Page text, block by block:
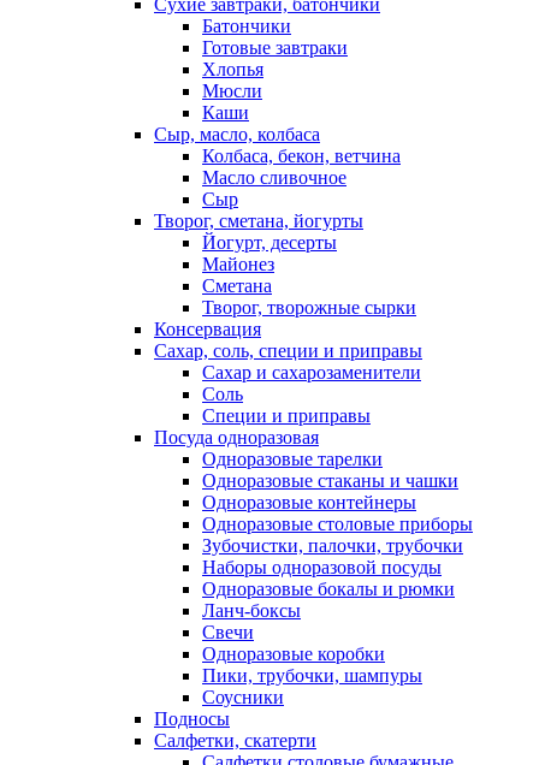
Сухие завтраки, батончики
Батончики
Готовые завтраки
Хлопья
Мюсли
Каши
Сыр, масло, колбаса
Колбаса, бекон, ветчина
Масло сливочное
Сыр
Творог, сметана, йогурты
Йогурт, десерты
Майонез
Сметана
Творог, творожные сырки
Консервация
Сахар, соль, специи и приправы
Сахар и сахарозаменители
Соль
Специи и приправы
Посуда одноразовая
Одноразовые тарелки
Одноразовые стаканы и чашки
Одноразовые контейнеры
Одноразовые столовые приборы
Зубочистки, палочки, трубочки
Наборы одноразовой посуды
Одноразовые бокалы и рюмки
Ланч-боксы
Свечи
Одноразовые коробки
Пики, трубочки, шампуры
Соусники
Подносы
Салфетки, скатерти